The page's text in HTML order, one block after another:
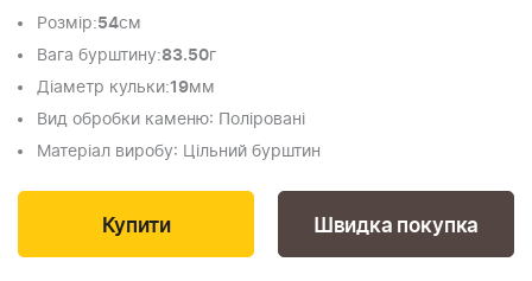
Розмір:54см
Вага бурштину:83.50г
Діаметр кульки:19мм
Вид обробки каменю: Поліровані
Матеріал виробу: Цільний бурштин
Швидка покупка